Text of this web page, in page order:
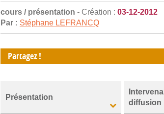
cours / présentation - Création : 03-12-2012
Par : Stéphane LEFRANCQ
Partagez !
Présentation
diffusion